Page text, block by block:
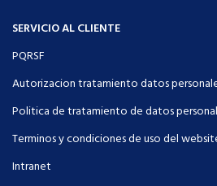
SERVICIO AL CLIENTE
PQRSF
Autorizacion tratamiento datos
Politica de tratamiento de datos
Terminos y condiciones de uso del
Intranet